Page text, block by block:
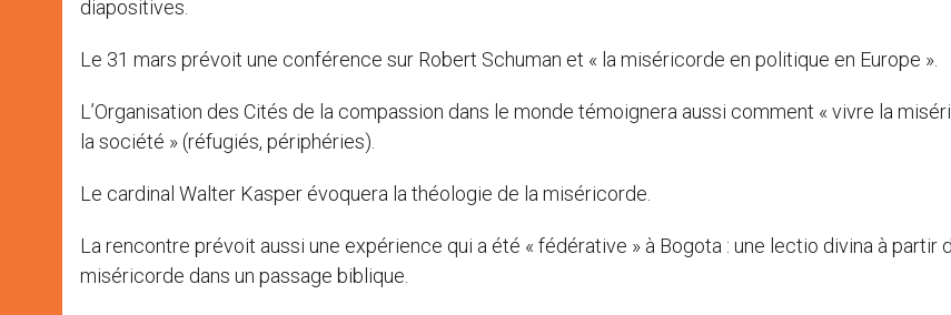
diapositives.
Le 31 mars prévoit une conférence sur Robert Schuman et « la miséricorde en politique en Europe ».
L’Organisation des Cités de la compassion dans le monde témoignera aussi comment « vivre la
la société » (réfugiés, périphéries).
Le cardinal Walter Kasper évoquera la théologie de la miséricorde.
La rencontre prévoit aussi une expérience qui a été « fédérative » à Bogota : une lectio divina à partir
miséricorde dans un passage biblique.